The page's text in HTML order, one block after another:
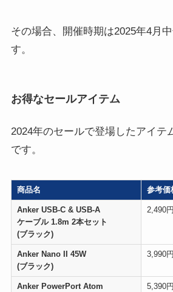
その場合、開催時期は2025年4月
す。
お得なセールアイテム
2024年のセールで登場したアイテ
です。
商品名 参考価
Anker USB-C & USB-A
ケーブル 1.8m 2本セット
(ブラック)
2,490円
Anker Nano II 45W
(ブラック)
3,990円
Anker PowerPort Atom
5,390円